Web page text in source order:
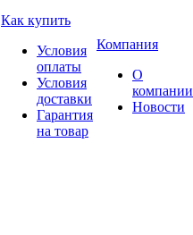
Как купить
Условия
оплаты
Условия
доставки
Гарантия
на товар
Компания
О
компании
Новости